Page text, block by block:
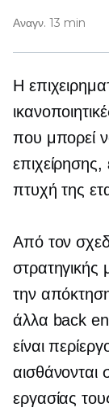
Αναγν. 13 min
Η
που μπορεί
πτυχή της
Από τον
την
άλλα back
είναι
αισθάνονται
εργασίας